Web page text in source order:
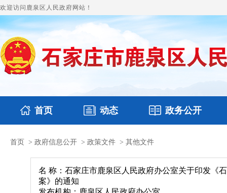
欢迎访问鹿泉区人民政府网站！
首页 动态
国务要闻 鹿泉要闻
政务公开
本区文件 财政预决算
首页 > 政府信息公开 > 政策文件 > 其他文件
名 称：石家庄市鹿泉区人民政府办公室关于印发《
案》的通知